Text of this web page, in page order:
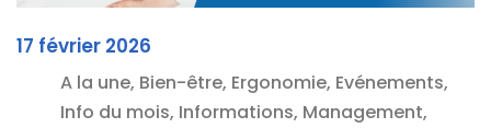
17 février 2026
A la une, Bien-être, Ergonomie, Evénements,
Info du mois, Informations, Management,